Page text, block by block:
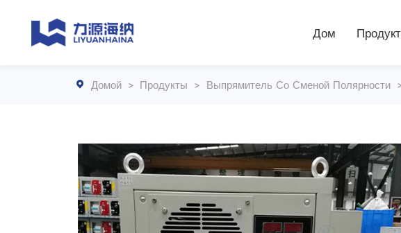
Дом
 Домой > Продукты > Выпрямитель Со Сменой Полярности